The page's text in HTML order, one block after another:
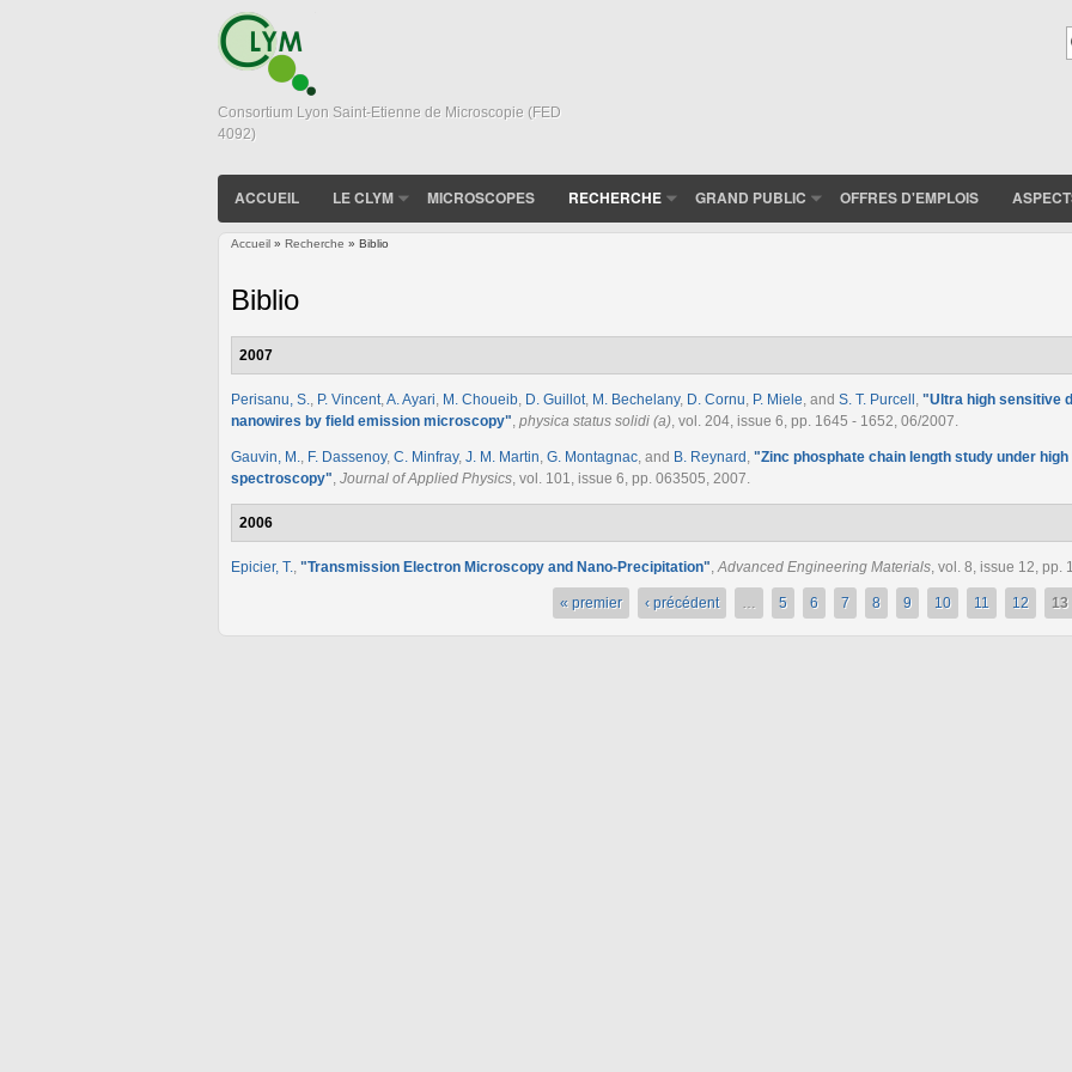
Consortium Lyon Saint-Etienne de Microscopie (FED
4092)
ACCUEIL LE CLYM MICROSCOPES RECHERCHE GRAND PUBLIC OFFRES D'EMPLOIS
Accueil » Recherche » Biblio
Biblio
2007
Perisanu, S. P. Vincent A. Ayari M. Choueib D. Guillot M. Bechelany, D. Cornu P. Miele , and S. T. Purcell "Ultra high sensitive
nanowires by field emission microscopy" physica status solidi (a) , vol. 204, issue 6, pp. 1645 - 1652, 06/2007.
Gauvin, M. F. Dassenoy, C. Minfray, J. M. Martin G. Montagnac , and B. Reynard "Zinc phosphate chain length study under
spectroscopy" Journal of Applied Physics , vol. 101, issue 6, pp. 063505, 2007.
2006
Epicier, T. "Transmission Electron Microscopy and Nano-Precipitation" Advanced Engineering Materials , vol. 8, issue 12, pp.
« premier ‹ précédent 5 6 7 8 9 10 11 12 13